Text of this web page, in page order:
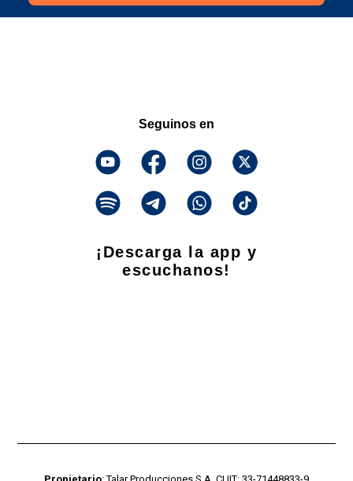
Seguinos en
¡Descarga la app y
escuchanos!